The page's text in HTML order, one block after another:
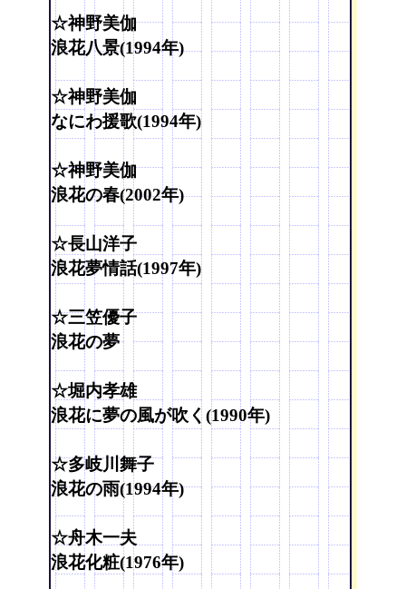
☆神野美伽
浪花八景(1994年)
☆神野美伽
なにわ援歌(1994年)
☆神野美伽
浪花の春(2002年)
☆長山洋子
浪花夢情話(1997年)
☆三笠優子
浪花の夢
☆堀内孝雄
浪花に夢の風が吹く(1990年)
☆多岐川舞子
浪花の雨(1994年)
☆舟木一夫
浪花化粧(1976年)